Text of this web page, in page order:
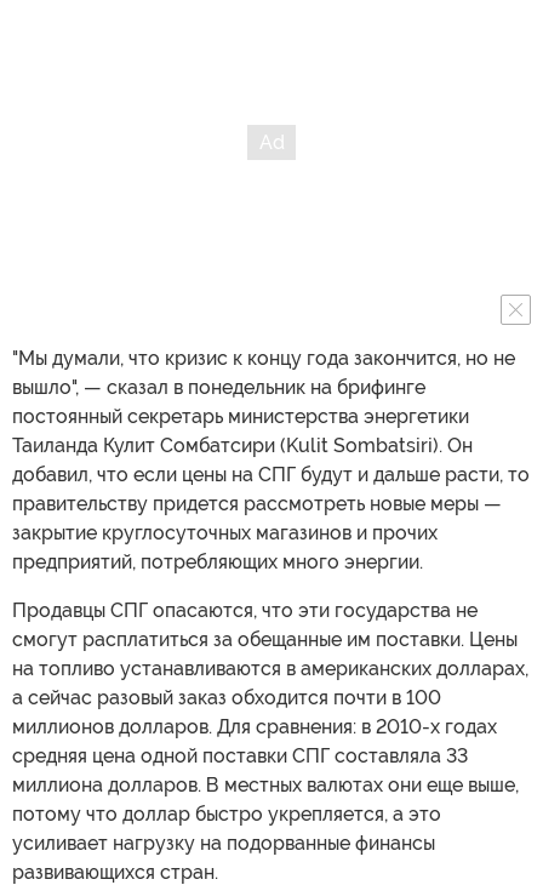
"Мы думали, что кризис к концу года закончится, но не
вышло", — сказал в понедельник на брифинге
постоянный секретарь министерства энергетики
Таиланда Кулит Сомбатсири (Kulit Sombatsiri). Он
добавил, что если цены на СПГ будут и дальше расти, то
правительству придется рассмотреть новые меры —
закрытие круглосуточных магазинов и прочих
предприятий, потребляющих много энергии.
Продавцы СПГ опасаются, что эти государства не
смогут расплатиться за обещанные им поставки. Цены
на топливо устанавливаются в американских долларах,
а сейчас разовый заказ обходится почти в 100
миллионов долларов. Для сравнения: в 2010-х годах
средняя цена одной поставки СПГ составляла 33
миллиона долларов. В местных валютах они еще выше,
потому что доллар быстро укрепляется, а это
усиливает нагрузку на подорванные финансы
развивающихся стран.